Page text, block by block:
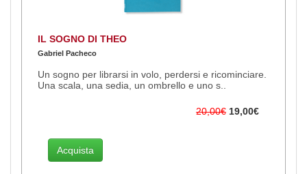
IL SOGNO DI THEO
Gabriel Pacheco
Un sogno per librarsi in volo, perdersi e ricominciare.
Una scala, una sedia, un ombrello e uno s..
20,00€ 19,00€
Acquista